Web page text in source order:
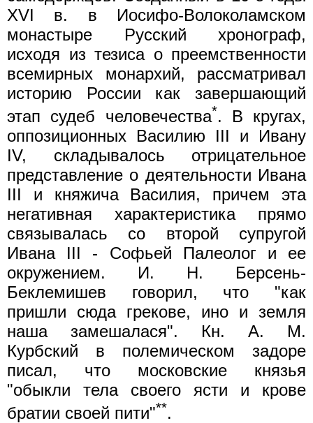
XVI в. в Иосифо-Волоколамском
монастыре Русский хронограф,
исходя из тезиса о преемственности
всемирных монархий, рассматривал
историю России как завершающий
этап судеб человечества*. В кругах,
оппозиционных Василию III и Ивану
IV, складывалось отрицательное
представление о деятельности Ивана
III и княжича Василия, причем эта
негативная характеристика прямо
связывалась со второй супругой
Ивана III - Софьей Палеолог и ее
окружением. И. Н. Берсень-
Беклемишев говорил, что "как
пришли сюда грекове, ино и земля
наша замешалася". Кн. А. М.
Курбский в полемическом задоре
писал, что московские князья
"обыкли тела своего ясти и крове
братии своей пити"**.